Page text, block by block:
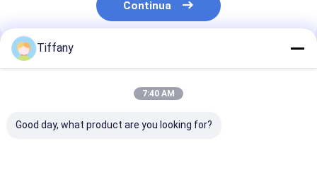
Continua
Prodotti Raccomandati
Tiffany
7:40 AM
Good day, what product are you looking for?